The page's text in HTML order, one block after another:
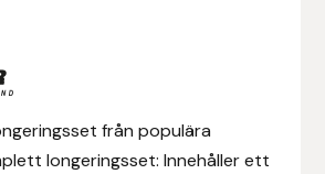
från populära
longeringsset: Innehåller ett